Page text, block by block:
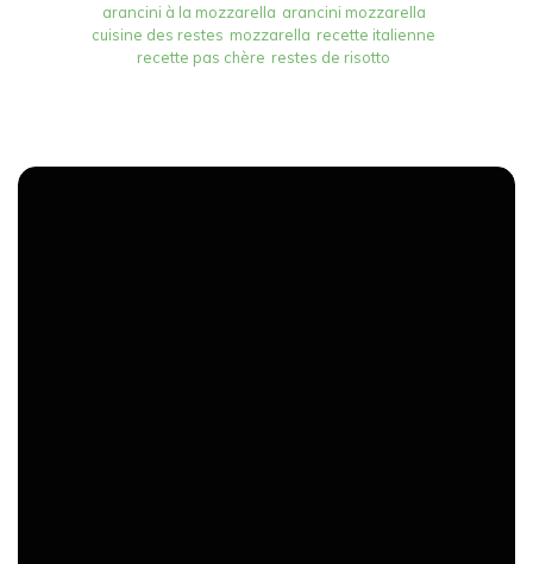
arancini à la mozzarella arancini mozzarella
cuisine des restes mozzarella recette italienne
recette pas chère restes de risotto